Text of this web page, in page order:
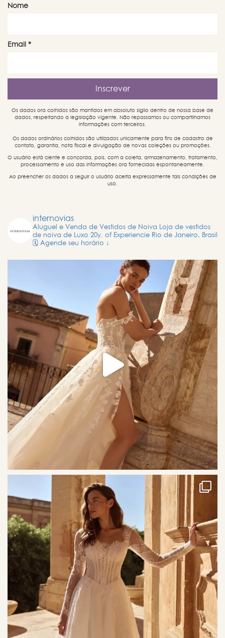
Nome
Email *
Os dados ora colhidos são mantidos em absoluto sigilo dentro de nossa base de
dados, respeitando a legislação vigente. Não repassamos ou compartilhamos
informações com terceiros.
Os dados ordinários colhidos são utilizados unicamente para fins de cadastro de
contato, garantia, nota fiscal e divulgação de novas coleções ou promoções.
O usuário está ciente e concorda, pois, com a coleta, armazenamento, tratamento,
processamento e uso das informações ora fornecidas espontaneamente.
Ao preencher os dados a seguir o usuário aceita expressamente tais condições de
uso.
internovias
Aluguel e Venda de Vestidos de Noiva Loja de vestidos
de noiva de Luxo 20y. of Experiencie Rio de Janeiro, Brasil
🗓️ Agende seu horário ↓